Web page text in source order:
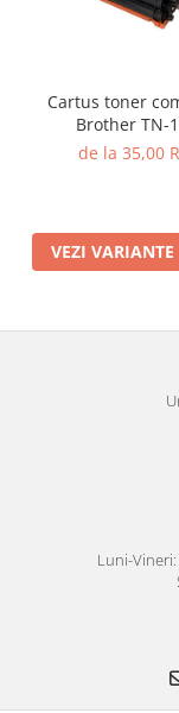
Cartus toner
Brother TN-
de la 35,00
VEZI VARIANTE
Luni-